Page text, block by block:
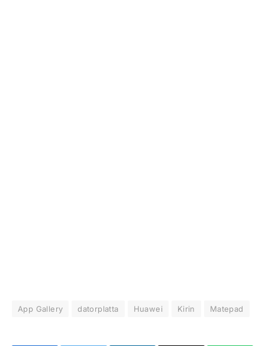
App Gallery datorplatta Huawei Kirin Matepad